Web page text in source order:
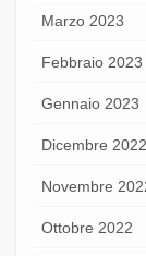
Marzo 2023
Febbraio 2023
Gennaio 2023
Dicembre 2022
Novembre
Ottobre 2022